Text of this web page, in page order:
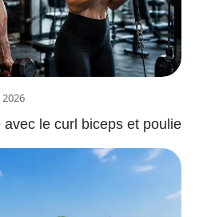
le curl biceps et poulie